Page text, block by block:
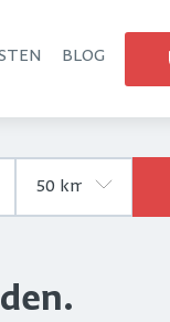
BLOG